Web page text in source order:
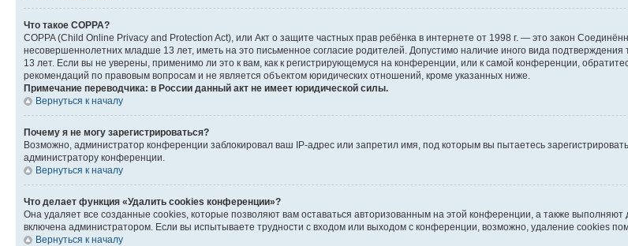
Что такое COPPA?
COPPA (Child Online Privacy and Protection Act), или Акт о защите частных прав ребёнка в интернете от 1998 г. — это закон
несовершеннолетних младше 13 лет, иметь на это письменное согласие родителей. Допустимо наличие иного вида
13 лет. Если вы не уверены, применимо ли это к вам, как к регистрирующемуся на конференции, или к самой конференции,
рекомендаций по правовым вопросам и не является объектом юридических отношений, кроме указанных ниже.
Примечание переводчика: в России данный акт не имеет юридической силы.
Вернуться к началу
Почему я не могу зарегистрироваться?
Возможно, администратор конференции заблокировал ваш IP-адрес или запретил имя, под которым вы пытаетесь
администратору конференции.
Вернуться к началу
Что делает функция «Удалить cookies конференции»?
Она удаляет все созданные cookies, которые позволяют вам оставаться авторизованным на этой конференции, а также
включена администратором. Если вы испытываете трудности с входом или выходом с конференции, возможно, удаление cookies
Вернуться к началу